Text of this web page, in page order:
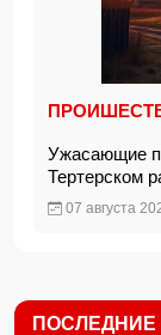
Ужасающие
Тертерском
07 августа
ПОСЛЕДНИЕ